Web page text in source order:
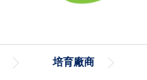
培育廠商